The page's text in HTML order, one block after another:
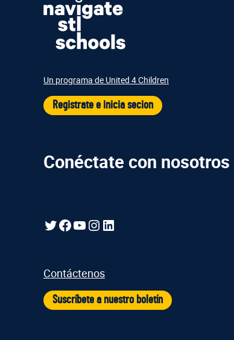
Un programa de United 4 Children
Registrate e inicia secion
Conéctate con nosotros
Gorjeo
Facebook
YouTube
Instagram
LinkedIn
Contáctenos
Suscríbete a nuestro boletín